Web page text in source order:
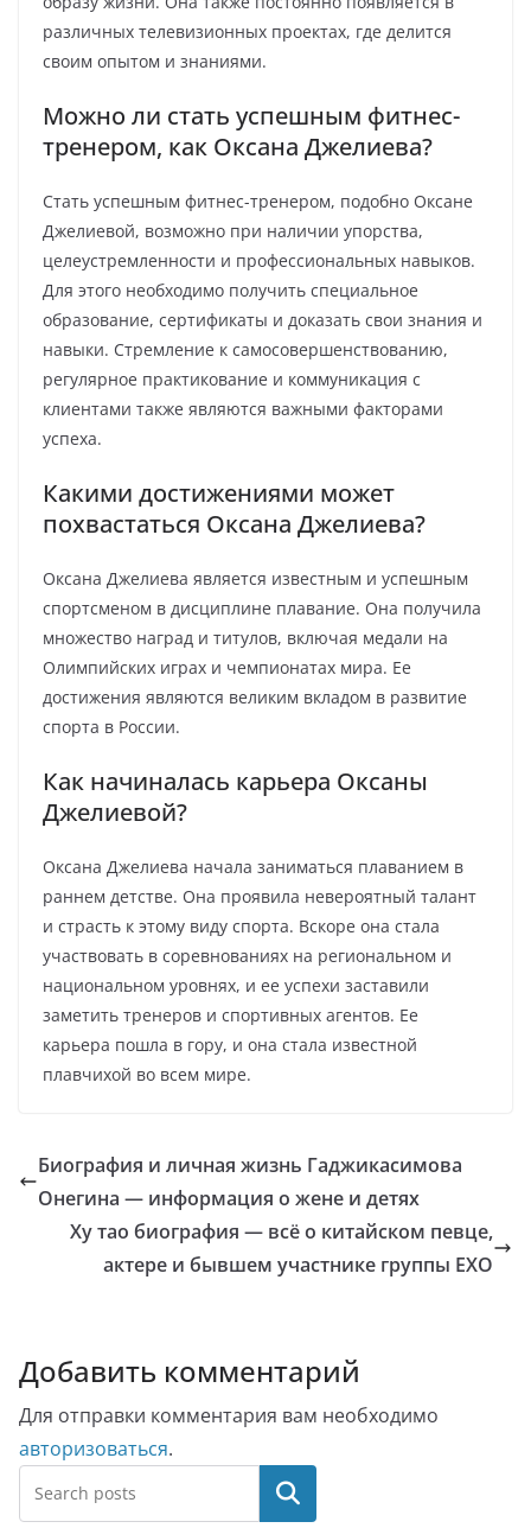
различных телевизионных проектах, где делится
своим опытом и знаниями.
Можно ли стать успешным фитнес-
тренером, как Оксана Джелиева?
Стать успешным фитнес-тренером, подобно Оксане
Джелиевой, возможно при наличии упорства,
целеустремленности и профессиональных навыков.
Для этого необходимо получить специальное
образование, сертификаты и доказать свои знания и
навыки. Стремление к самосовершенствованию,
регулярное практикование и коммуникация с
клиентами также являются важными факторами
успеха.
Какими достижениями может
похвастаться Оксана Джелиева?
Оксана Джелиева является известным и успешным
спортсменом в дисциплине плавание. Она получила
множество наград и титулов, включая медали на
Олимпийских играх и чемпионатах мира. Ее
достижения являются великим вкладом в развитие
спорта в России.
Как начиналась карьера Оксаны
Джелиевой?
Оксана Джелиева начала заниматься плаванием в
раннем детстве. Она проявила невероятный талант
и страсть к этому виду спорта. Вскоре она стала
участвовать в соревнованиях на региональном и
национальном уровнях, и ее успехи заставили
заметить тренеров и спортивных агентов. Ее
карьера пошла в гору, и она стала известной
плавчихой во всем мире.
Биография и личная жизнь Гаджикасимова
Онегина — информация о жене и детях
Ху тао биография — всё о китайском певце,
актере и бывшем участнике группы EXO
Добавить комментарий
Для отправки комментария вам необходимо
авторизоваться.
Поиск